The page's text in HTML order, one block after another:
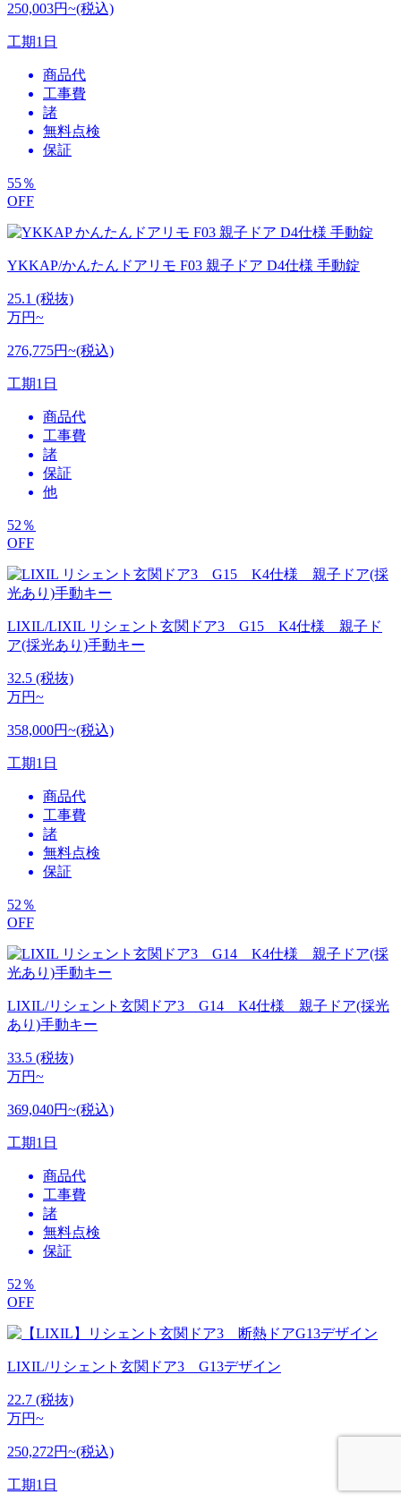
250,003円~(税込)
工期1日
商品代
工事費
諸
無料点検
保証
55％
OFF
YKKAP/かんたんドアリモ F03 親子ドア D4仕様 手動錠
25.1 (税抜)
万円~
276,775円~(税込)
工期1日
商品代
工事費
諸
保証
他
52 ％
OFF
LIXIL/LIXIL リシェント玄関ドア3 G15 K4仕様 親子ド
ア(採光あり)手動キー
32.5 (税抜)
万円~
358,000円~(税込)
工期1日
商品代
工事費
諸
無料点検
保証
52 ％
OFF
LIXIL/リシェント玄関ドア3 G14 K4仕様 親子ドア(採光
あり)手動キー
33.5 (税抜)
万円~
369,040円~(税込)
工期1日
商品代
工事費
諸
無料点検
保証
52 ％
OFF
LIXIL/リシェント玄関ドア3 G13デザイン
22.7 (税抜)
万円~
250,272円~(税込)
工期1日